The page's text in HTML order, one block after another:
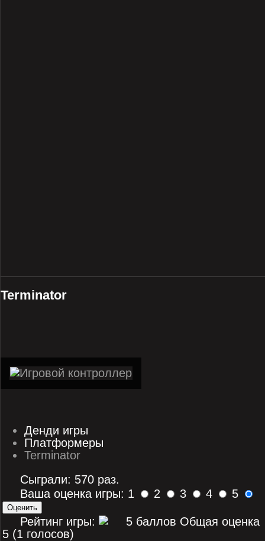
Terminator
Денди игры
Платформеры
Terminator
Сыграли: 570 раз.
Ваша оценка игры: 1
2 3 4 5
Рейтинг игры:
Общая оценка
5 (1 голосов)